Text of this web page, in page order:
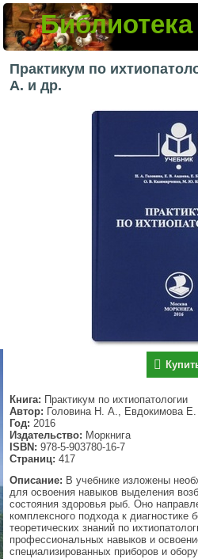
Практикум по
А. и др.
Книга: Практикум по ихтиопатологии
Автор: Головина Н. А., Евдокимова
Год: 2016
Издательство: Моркнига
ISBN: 978-5-903780-16-7
Страниц: 417
Описание: В учебнике изложены
для освоения навыков выделения
состояния здоровья рыб. Оно
комплексного подхода к диагностике
теоретических знаний по
профессиональных навыков и
специализированных приборов и
▼
▼